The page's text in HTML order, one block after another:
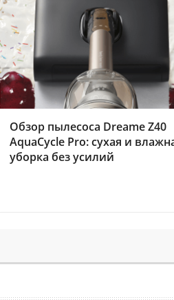
Обзор пылесоса Dreame Z40
AquaCycle Pro: сухая и
уборка без усилий